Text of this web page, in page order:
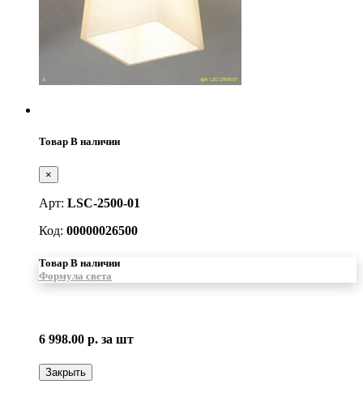
Товар В наличии
×
Арт: LSC-2500-01
Код: 00000026500
Товар В наличии
Формула света
6 998.00 р. за шт
Закрыть